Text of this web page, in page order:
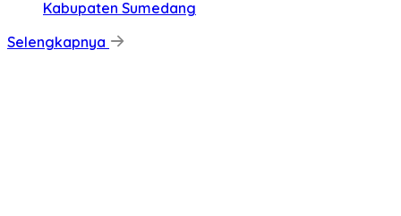
Kabupaten Sumedang
Selengkapnya